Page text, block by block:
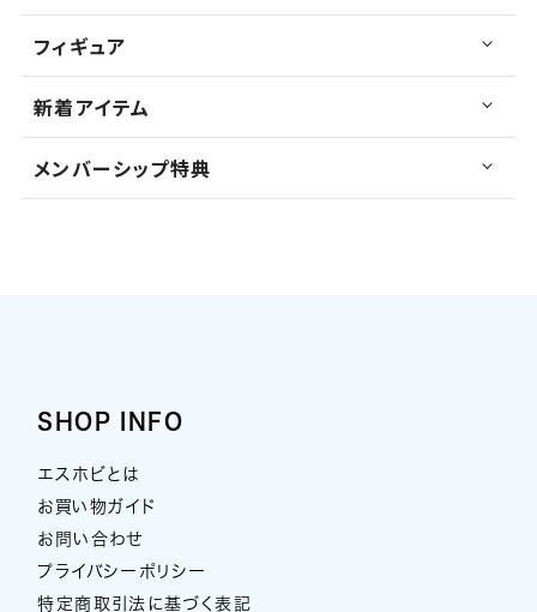
フィギュア
新着アイテム
メンバーシップ特典
SHOP INFO
エスホビとは
お買い物ガイド
お問い合わせ
プライバシーポリシー
特定商取引法に基づく表記